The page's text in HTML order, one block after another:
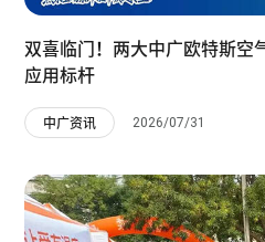
双喜临门！两大中广欧特斯空
应用标杆
中广资讯 2026/07/31